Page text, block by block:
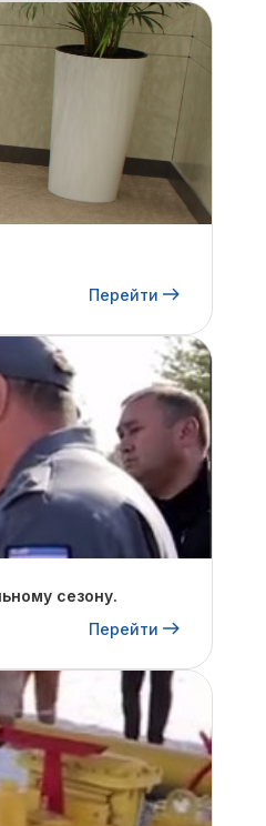
Перейти
сезону.
Перейти